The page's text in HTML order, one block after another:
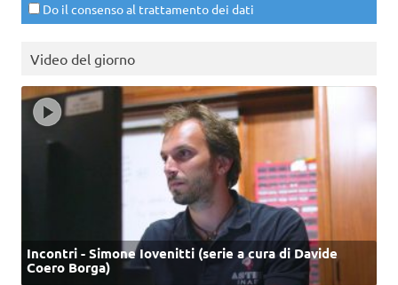
Do il consenso al trattamento dei dati
Video del giorno
Incontri - Simone Iovenitti (serie a cura di Davide
Coero Borga)